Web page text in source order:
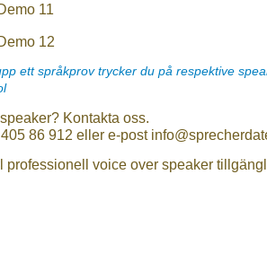
11
12
ett språkprov trycker du på respektive
Kontakta oss.
86 912 eller e-post
professionell voice over speaker